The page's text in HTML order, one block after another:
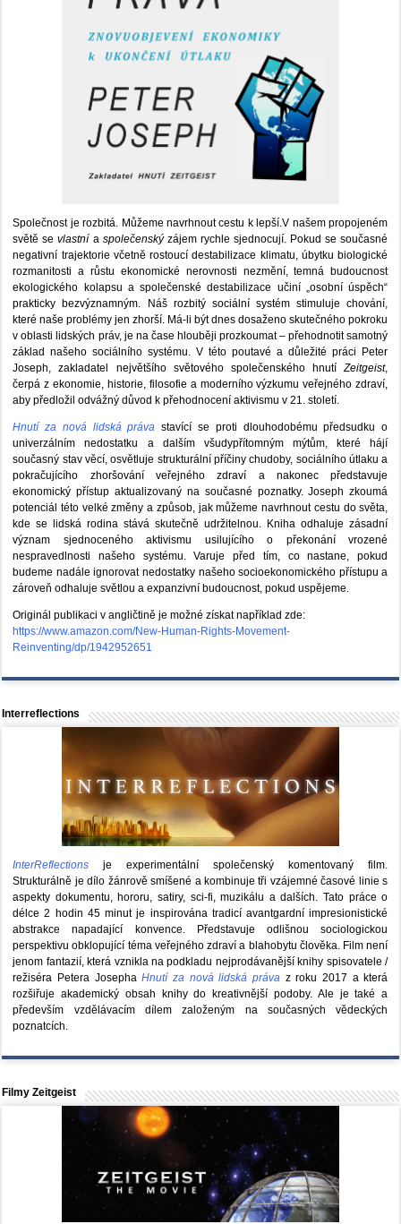
Společnost je rozbitá. Můžeme navrhnout cestu k lepší.V našem propojeném
světě sevlastnía společenskýzájem rychle sjednocují. Pokud se současné
negativní trajektorie včetně rostoucí destabilizace klimatu, úbytku biologické
rozmanitosti a růstu ekonomické nerovnosti nezmění, temná budoucnost
ekologického kolapsu a společenské destabilizace učiní „osobní úspěch“
prakticky bezvýznamným. Náš rozbitý sociální systém stimuluje chování,
které naše problémy jen zhorší. Má-li být dnes dosaženo skutečného pokroku
v oblasti lidských práv, je na čase hlouběji prozkoumat – přehodnotit samotný
základ našeho sociálního systému. V této poutavé a důležité práci Peter
Joseph, zakladatel největšího světového společenského hnutíZeitgeist,
čerpá z ekonomie, historie, filosofie a moderního výzkumu veřejného zdraví,
aby předložil odvážný důvod k přehodnocení aktivismu v 21. století.
Hnutí za nová lidská práva stavící se proti dlouhodobému předsudku o
univerzálním nedostatku a dalším všudypřítomným mýtům, které hájí
současný stav věcí, osvětluje strukturální příčiny chudoby, sociálního útlaku a
pokračujícího zhoršování veřejného zdraví a nakonec představuje
ekonomický přístup aktualizovaný na současné poznatky. Joseph zkoumá
potenciál této velké změny a způsob, jak můžeme navrhnout cestu do světa,
kde se lidská rodina stává skutečně udržitelnou. Kniha odhaluje zásadní
význam sjednoceného aktivismu usilujícího o překonání vrozené
nespravedlnosti našeho systému. Varuje před tím, co nastane, pokud
budeme nadále ignorovat nedostatky našeho socioekonomického přístupu a
zároveň odhaluje světlou a expanzivní budoucnost, pokud uspějeme.
Originál publikaci v angličtině je možné získat například zde:
https://www.amazon.com/New-Human-Rights-Movement-
Reinventing/dp/1942952651
Interreflections
InterReflections je experimentální společenský komentovaný film.
Strukturálně je dílo žánrově smíšené a kombinuje tři vzájemné časové linie s
aspekty dokumentu, hororu, satiry, sci-fi, muzikálu a dalších. Tato práce o
délce 2 hodin 45 minut je inspirována tradicí avantgardní impresionistické
abstrakce napadající konvence. Představuje odlišnou sociologickou
perspektivu obklopující téma veřejného zdraví a blahobytu člověka. Film není
jenom fantazií, která vznikla na podkladu nejprodávanější knihy spisovatele /
režiséra Petera JosephaHnutí za nová lidská práva z roku 2017 a která
rozšiřuje akademický obsah knihy do kreativnější podoby. Ale je také a
především vzdělávacím dílem založeným na současných vědeckých
poznatcích.
Filmy Zeitgeist